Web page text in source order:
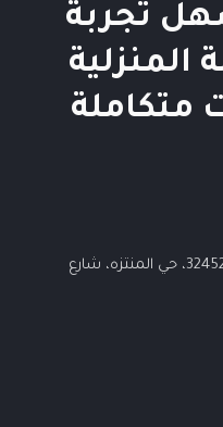
تجربة
المنزلية
متكاملة
السعودية – المنطقة الشرقية، سيهات 32452، حي المنتزه، شارع